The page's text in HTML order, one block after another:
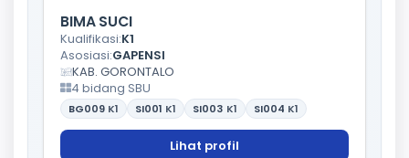
BIMA SUCI
Kualifikasi:K1
Asosiasi:GAPENSI
KAB. GORONTALO
4 bidang SBU
BG009 K1 SI001 K1 SI003 K1 SI004 K1
Lihat profil